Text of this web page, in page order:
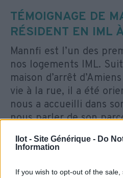
Ilot - Site Générique - Do
Information
If you wish to opt-out of the
TÉMOIGNAGE DE
RÉSIDENT EN IML
Mannfi est l’un des
nos logements IML.
maison d’arrêt
vie à la rue, il a été
nous a accueilli dans
nous parler de son
dans cet appartement